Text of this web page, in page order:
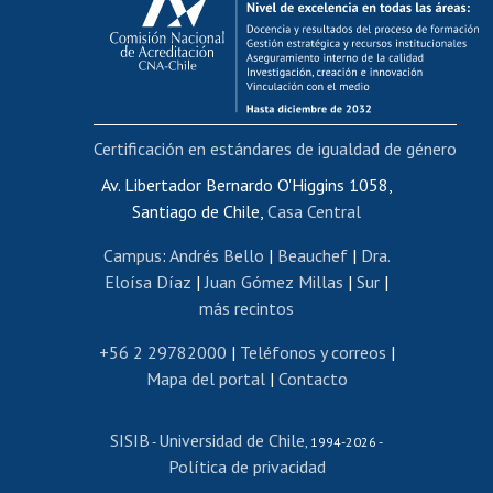
Postulación al AUCAI
Funcionarias/os
Cursos internos de capacitación
Bienestar del personal
Portal de movilidad interna
Certificado de renta
Certificado de renta honorarios
Editar páginas blancas
Extranjeras/os
Revalidación y reconocimiento de títulos
Postulación al Programa de Movilidad Estudiantil
Cursos de español
Av. Libertador Bernardo O'Higgins 1058,
Santiago de Chile, Casa Central
Campus: Andrés Bello | Beauchef| Dra.
Eloísa Díaz |Juan Gómez Millas | Sur |
más recintos
+56 2 29782000 | Teléfonos y correos |
Mapa del portal| Contacto
SISIB - Universidad de Chile, 1994-2026 -
Política de privacidad
Certificación en estándares de igualdad de género